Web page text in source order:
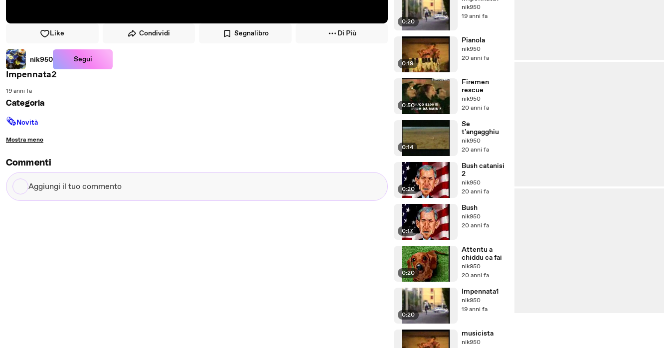
Like Condividi Segnalibro Di Più
nik950 Segui
Impennata2
19 anni fa
Categoria
🗞Novità
Mostra meno
Commenti
Aggiungi
il
0:20
nik950
19 anni fa
0:19
Pianola
nik950
20 anni fa
0:50
Firemen
rescue
nik950
20 anni fa
0:14
Se
t'angagghiu
nik950
20 anni fa
0:20
Bush catanisi
2
nik950
20 anni fa
0:17
Bush
nik950
20 anni fa
0:20
Attentu a
chiddu ca fai
nik950
20 anni fa
0:20
Impennata1
nik950
19 anni fa
musicista
nik950